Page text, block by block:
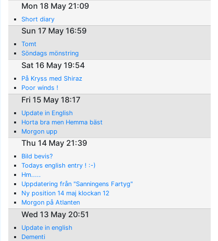
Mon 18 May 21:09
Short diary
Sun 17 May 16:59
Tomt
Söndags mönstring
Sat 16 May 19:54
På Kryss med Shiraz
Poor winds !
Fri 15 May 18:17
Update in English
Horta bra men Hemma bäst
Morgon upp
Thu 14 May 21:39
Bild bevis?
Todays english entry ! :-)
Hm.....
Uppdatering från "Sanningens Fartyg"
Ny position 14 maj klockan 12
Morgon på Atlanten
Wed 13 May 20:51
Update in english
Dementi